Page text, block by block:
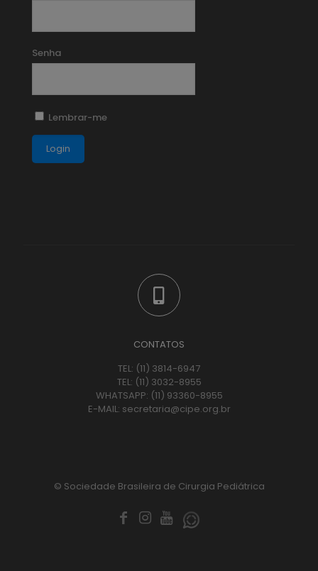
Senha
Lembrar-me
CONTATOS
TEL: (11) 3814-6947
TEL: (11) 3032-8955
WHATSAPP: (11) 93360-8955
E-MAIL: secretaria@cipe.org.br
© Sociedade Brasileira de Cirurgia Pediátrica